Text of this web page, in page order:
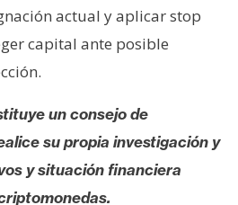
actual y aplicar stop
capital ante posible
un consejo de
su propia investigación y
y situación financiera